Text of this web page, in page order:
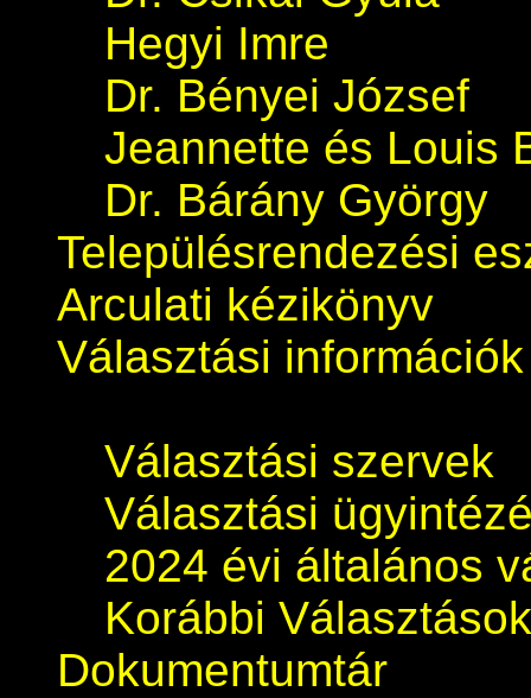
Hegyi Imre
Dr. Bényei József
Jeannette és Louis
Dr. Bárány György
Településrendezési
Arculati kézikönyv
Választási információk
Választási szervek
Választási
2024 évi általános
Korábbi Választások
Dokumentumtár